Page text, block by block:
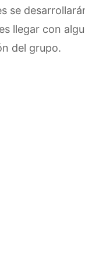
se
llegar con
del grupo.